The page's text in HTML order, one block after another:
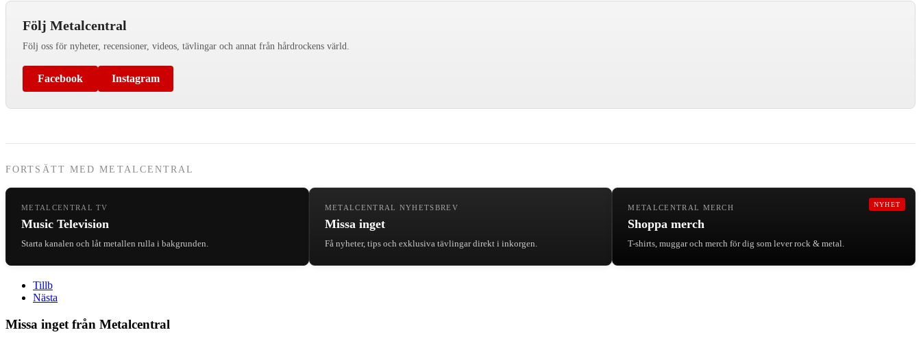
Följ Metalcentral
Följ oss för nyheter, recensioner, videos, tävlingar och annat från hårdrockens värld.
Facebook Instagram
FORTSÄTT MED METALCENTRAL
METALCENTRAL TV
Music Television
Starta kanalen och låt metallen rulla i bakgrunden.
METALCENTRAL NYHETSBREV
Missa inget
Få nyheter, tips och exklusiva tävlingar direkt i inkorgen.
NYHET
METALCENTRAL MERCH
Shoppa merch
T-shirts, muggar och merch för dig som lever rock & metal.
Tillb
Nästa
Missa inget från Metalcentral